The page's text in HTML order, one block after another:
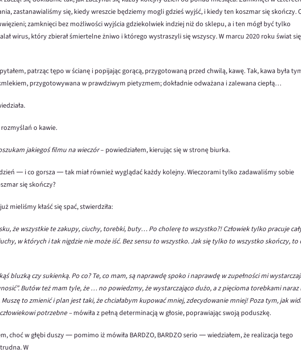
zastanawialiśmy się, kiedy wreszcie będziemy mogli gdzieś wyjść, i kiedy ten koszmar się skończy.
zamknięci bez możliwości wyjścia gdziekolwiek indziej niż do sklepu, a i ten mógł być tylko
wirus, który zbierał śmiertelne żniwo i którego wystraszyli się wszyscy. W marcu 2020 roku świat się
patrząc tępo w ścianę i popijając gorącą, przygotowaną przed chwilą, kawę. Tak, kawa była
przygotowywana w prawdziwym pietyzmem; dokładnie odważana i zalewana ciepłą…
o kawie.
jakiegoś filmu na wieczór– powiedziałem, kierując się w stronę biurka.
― i co gorsza ― tak miał również wyglądać każdy kolejny. Wieczorami tylko zadawaliśmy sobie
się skończy?
mieliśmy kłaść się spać, stwierdziła:
że wszystkie te zakupy, ciuchy, torebki, buty… Po cholerę to wszystko?! Człowiek tylko pracuje
w których i tak nigdzie nie może iść. Bez sensu to wszystko. Jak się tylko to wszystko skończy, to
bluzką czy sukienką. Po co? Te, co mam, są naprawdę spoko i naprawdę w zupełności mi
Butów też mam tyle, że … no powiedzmy, że wystarczająco dużo, a z pięcioma torebkami naraz
to zmienić i plan jest taki, że chciałabym kupować mniej, zdecydowanie mniej! Poza tym, jak
potrzebne – mówiła z pełną determinacją w głosie, poprawiając swoją poduszkę.
choć w głębi duszy ― pomimo iż mówiła BARDZO, BARDZO serio ― wiedziałem, że realizacja tego
trudna. W